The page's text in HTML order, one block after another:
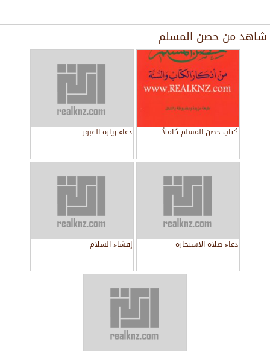
شاهد من حصن المسلم
كتاب حصن المسلم كاملاً دعاء زيارة القبور
دعاء صلاة الاستخارة إفشاء السلام